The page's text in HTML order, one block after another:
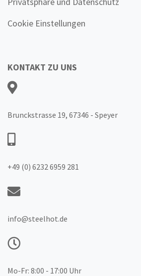
Cookie Einstellungen
KONTAKT ZU UNS
Brunckstrasse 19, 67346 - Speyer
+49 (0) 6232 6959 281
info@steelhot.de
Mo-Fr: 8:00 - 17:00 Uhr